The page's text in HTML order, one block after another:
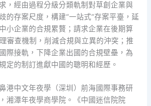
，經由過程分級分類軌制對草創企業與
的存案尺度，構建“一站式”存案平臺，延
小企業的合規累贅；請求企業在後期算
審查機制，削減合規與立異的沖突；推
際接軌，下降企業出國的合規壁壘，為
定的制訂進獻中國的聰明和經歷。
港中文年夜學（深圳）前海國際事務研
湘潭年夜學商學院。《中國迷信院院